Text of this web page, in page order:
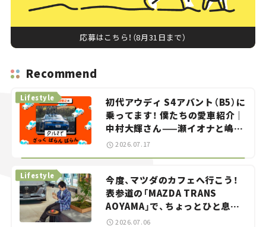
応募はこちら！（8月31日まで）
Recommend
初代アウディ S4アバント（B5）に
乗ってます！ 僕たちの愛車紹介｜
中村大輝さん——瀬イオナと嶋田
智之の「クルマでざっくばらんば
らん！」＃20
Lifestyle
2026.07.17
今度、マツダのカフェへ行こう！
表参道の「MAZDA TRANS
AOYAMA」で、ちょっとひと息。
——連載｜CCGとクルマでどうす
Lifestyle
2026.07.06